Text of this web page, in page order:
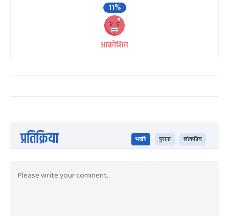
11%
आक्रोशित
प्रतिक्रिया भर्खरै पुराना लोकप्रिय